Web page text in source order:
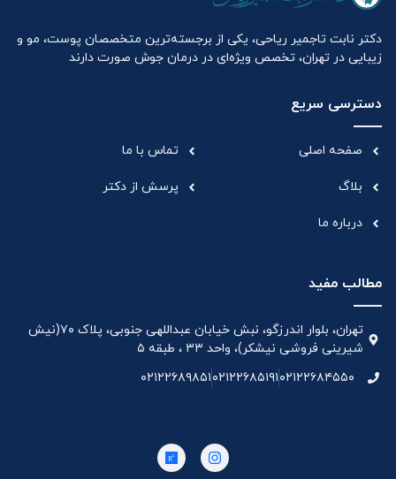
دکتر نابت تاجمیر ریاحی، یکی از برجسته‌ترین متخصصان پوست، مو و
زیبایی در تهران، تخصص ویژه‌ای در درمان جوش صورت دارند
دسترسی سریع
صفحه اصلی
بلاگ
درباره ما
تماس با ما
پرسش از دکتر
مطالب مفید
تهران، بلوار اندرزگو، نبش خیابان عبداللهی جنوبی، پلاک ۷۰(نیش
شیرینی فروشی نیشکر)، واحد ۳۳ ، طبقه ۵
۰۲۱۲۲۶۸۴۵۵۰۰۲۱۲۲۶۸۵۱۹۱۰۲۱۲۲۶۸۹۸۵۱